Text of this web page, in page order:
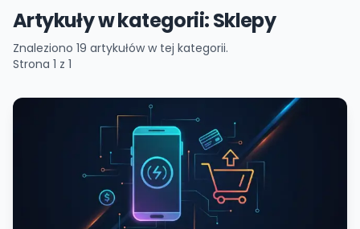
Artykuły w kategorii: Sklepy
Znaleziono 19 artykułów w tej kategorii.
Strona 1 z 1